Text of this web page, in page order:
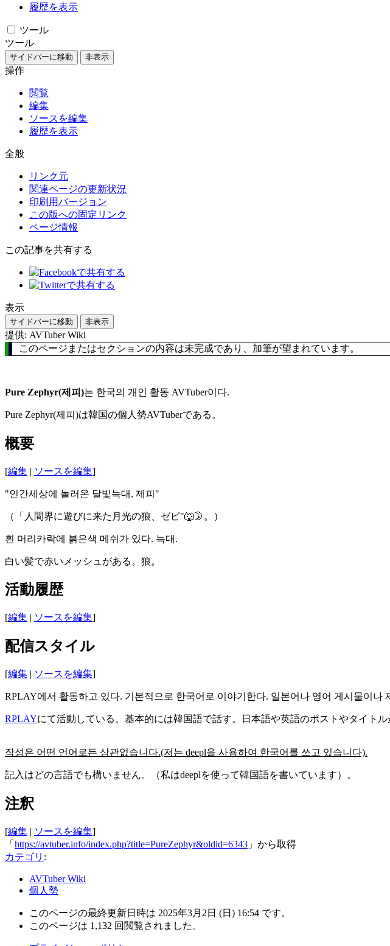
履歴を表示
ツール
ツール
サイドバーに移動 非表示
操作
閲覧
編集
ソースを編集
履歴を表示
全般
リンク元
関連ページの更新状況
印刷用バージョン
この版への固定リンク
ページ情報
この記事を共有する
表示
サイドバーに移動 非表示
提供: AVTuber Wiki
このページまたはセクションの内容は未完成であり、加筆が望まれています。
Pure Zephyr(제피)는 한국의 개인 활동 AVTuber이다.
Pure Zephyr(제피)は韓国の個人勢AVTuberである。
概要
[編集 | ソースを編集]
"인간세상에 놀러온 달빛늑대, 제피"
（「人間界に遊びに来た月光の狼、ゼピ"🐺🌛。）
흰 머리카락에 붉은색 메쉬가 있다. 늑대.
白い髪で赤いメッシュがある。狼。
活動履歴
[編集 | ソースを編集]
配信スタイル
[編集 | ソースを編集]
RPLAY에서 활동하고 있다. 기본적으로 한국어로 이야기한다. 일본어나 영어 게시물이나
RPLAYにて活動している。基本的には韓国語で話す。日本語や英語のポストやタイト
작성은 어떤 언어로든 상관없습니다.(저는 deepl을 사용하여 한국어를 쓰고 있습니다).
記入はどの言語でも構いません。（私はdeeplを使って韓国語を書いています）。
注釈
[編集 | ソースを編集]
「 https://avtuber.info/index.php?title=PureZephyr&oldid=6343 」から取得
カテゴリ :
AVTuber Wiki
個人勢
このページの最終更新日時は 2025年3月2日 (日) 16:54 です。
このページは 1,132 回閲覧されました。